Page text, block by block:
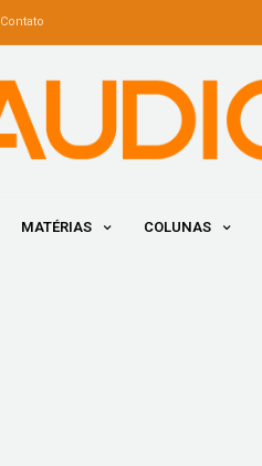
Contato
MATÉRIAS COLUNAS